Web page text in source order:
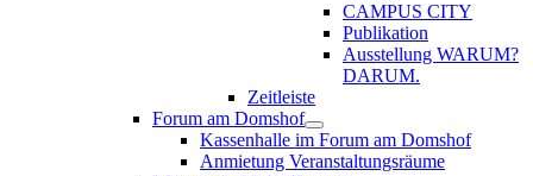
CAMPUS CITY
Publikation
Ausstellung WARUM?
DARUM.
Zeitleiste
Forum am Domshof
Kassenhalle im Forum am Domshof
Anmietung Veranstaltungsräume